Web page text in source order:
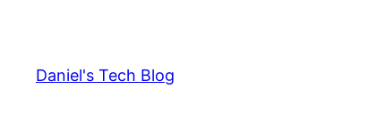
content
Daniel's Tech Blog